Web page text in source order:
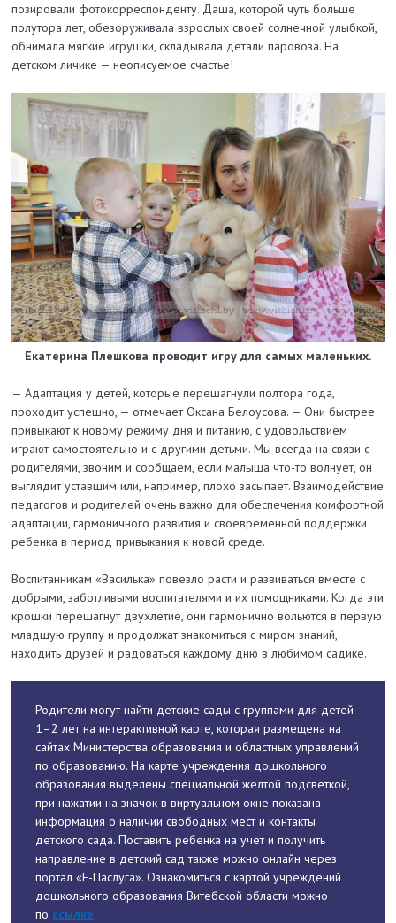
позировали фотокорреспонденту. Даша, которой чуть больше
полутора лет, обезоруживала взрослых своей солнечной улыбкой,
обнимала мягкие игрушки, складывала детали паровоза. На
детском личике — неописуемое счастье!
Екатерина Плешкова проводит игру для самых маленьких.
— Адаптация у детей, которые перешагнули полтора года,
проходит успешно, — отмечает Оксана Белоусова. — Они быстрее
привыкают к новому режиму дня и питанию, с удовольствием
играют самостоятельно и с другими детьми. Мы всегда на связи с
родителями, звоним и сообщаем, если малыша что-то волнует, он
выглядит уставшим или, например, плохо засыпает. Взаимодействие
педагогов и родителей очень важно для обеспечения комфортной
адаптации, гармоничного развития и своевременной поддержки
ребенка в период привыкания к новой среде.
Воспитанникам «Василька» повезло расти и развиваться вместе с
добрыми, заботливыми воспитателями и их помощниками. Когда эти
крошки перешагнут двухлетие, они гармонично вольются в первую
младшую группу и продолжат знакомиться с миром знаний,
находить друзей и радоваться каждому дню в любимом садике.
Родители могут найти детские сады с группами для детей
1–2 лет на интерактивной карте, которая размещена на
сайтах Министерства образования и областных управлений
по образованию. На карте учреждения дошкольного
образования выделены специальной желтой подсветкой,
при нажатии на значок в виртуальном окне показана
информация о наличии свободных мест и контакты
детского сада. Поставить ребенка на учет и получить
направление в детский сад также можно онлайн через
портал «Е-Паслуга». Ознакомиться с картой учреждений
дошкольного образования Витебской области можно
по ссылке.